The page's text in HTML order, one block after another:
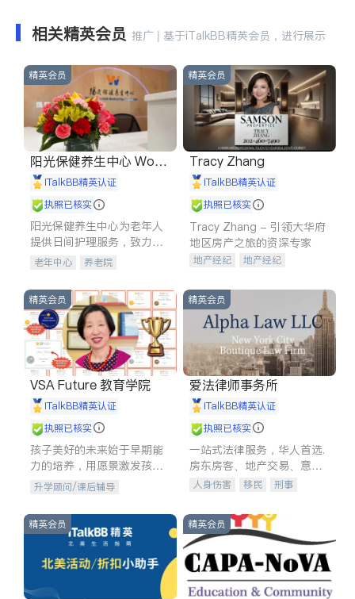
相关精英会员 推广 | 基于iTalkBB精英会员，进行展示
精英会员
阳光保健养生中心 World
shine
iTalkBB精英认证
执照已核实
阳光保健养生中心为老年人
提供日间护理服务，致力于
通过持续的护理创新来有效
老年中心 养老院
精英会员
Tracy Zhang
iTalkBB精英认证
执照已核实
Tracy Zhang - 引领大华府
地区房产之旅的资深专家
地产经纪
地产经纪
商铺租售
精英会员
VSA Future 教育学院
iTalkBB精英认证
执照已核实
孩子美好的未来始于早期能
力的培养，用愿景激发孩子
的学习潜力和动力。理念：
拥有成长型心态是成功的基
石。
升学顾问/课后辅导
精英会员
爱法律师事务所
iTalkBB精英认证
执照已核实
一站式法律服务，华人首选.
房东房客、地产交易、意外
伤害、车祸重伤、商业诉
建筑合同、刑事案件全包办
人身伤害 移民
刑事
信托/遗嘱
商业
索赔
律师-其它 保释
精英会员 精英会员